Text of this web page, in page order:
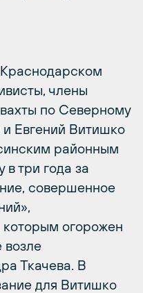
Краснодарском
члены
по Северному
и Евгений Витишко
районным
в три года за
совершенное
которым огорожен
возле
Ткачева. В
для Витишко